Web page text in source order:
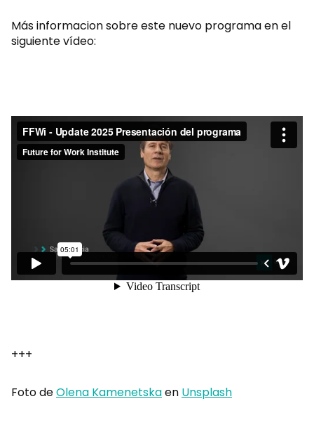
Más informacion sobre este nuevo programa en el
siguiente vídeo:
+++
Foto deOlena Kamenetskaen Unsplash